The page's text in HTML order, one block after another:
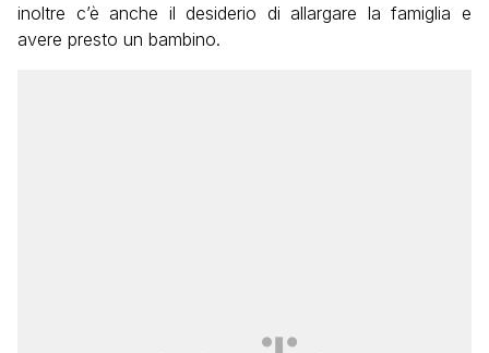
inoltre c’è anche il desiderio di allargare la famiglia e
avere presto un bambino.